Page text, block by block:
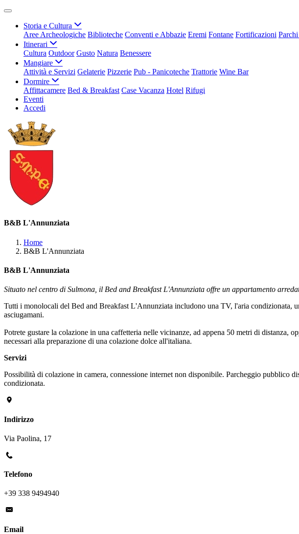
Storia e Cultura
Aree Archeologiche Biblioteche Conventi e Abbazie Eremi Fontane Fortificazioni
Itinerari
Cultura Outdoor Gusto Natura Benessere
Mangiare
Attività e Servizi Gelaterie Pizzerie Pub - Panicoteche Trattorie Wine Bar
Dormire
Affittacamere Bed & Breakfast Case Vacanza Hotel Rifugi
Eventi
Accedi
B&B L'Annunziata
Home
B&B L'Annunziata
B&B L'Annunziata
Situato nel centro di Sulmona, il Bed and Breakfast L'Annunziata offre un appartamento
Tutti i monolocali del Bed and Breakfast L'Annunziata includono una TV, l'aria condizionata,
asciugamani.
Potrete gustare la colazione in una caffetteria nelle vicinanze, ad appena 50 metri di
necessari alla preparazione di una colazione dolce all'italiana.
Servizi
Possibilità di colazione in camera, connessione internet non disponibile. Parcheggio pubblico
condizionata.
Indirizzo
Via Paolina, 17
Telefono
+39 338 9494940
Email